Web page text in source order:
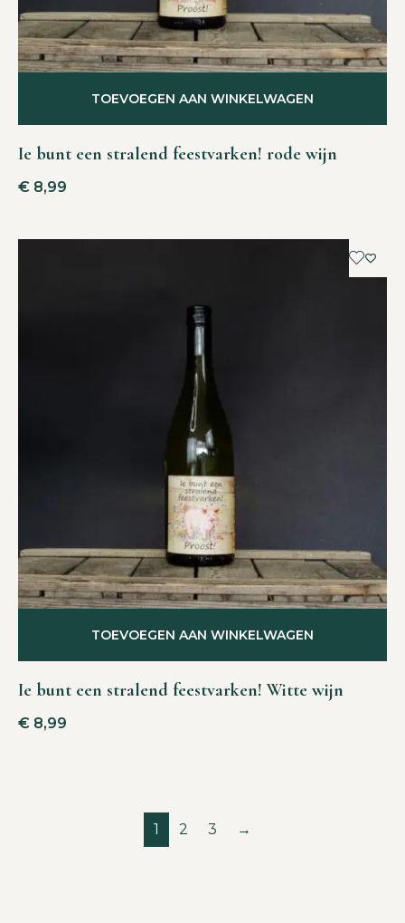
Ie bunt een stralend feestvarken! rode wijn
€ 8,99
TOEVOEGEN AAN WINKELWAGEN
Ie bunt een stralend feestvarken! Witte wijn
€ 8,99
TOEVOEGEN AAN WINKELWAGEN
1 2 3 →